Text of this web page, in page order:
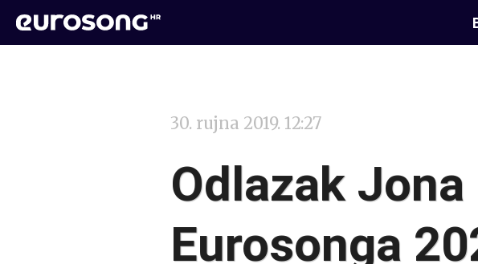
30. rujna 2019. 12:27
Odlazak
Eurosonga